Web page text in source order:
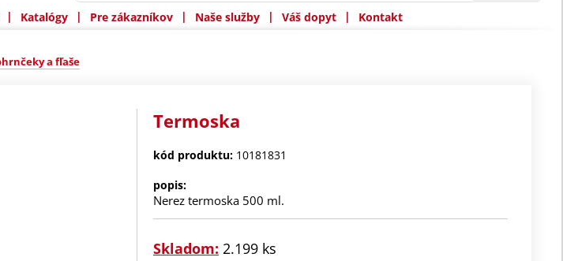
| Katalógy | Pre zákazníkov | Naše služby | Váš dopyt | Kontakt
a fľaše
Termoska
kód produktu: 10181831
popis:
Nerez termoska 500 ml.
Skladom: 2.199 ks